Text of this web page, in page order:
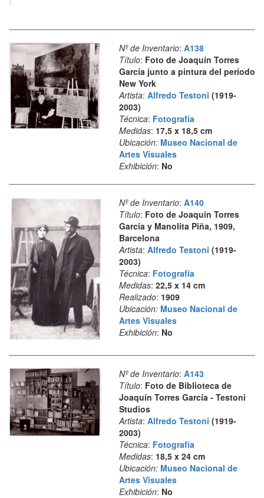
Nº de Inventario: A138
Título: Foto de Joaquín Torres
García junto a pintura del período
New York
Artista: Alfredo Testoni (1919-
2003)
Técnica: Fotografía
Medidas: 17,5 x 18,5 cm
Ubicación: Museo Nacional de
Artes Visuales
Exhibición: No
Nº de Inventario: A140
Título: Foto de Joaquín Torres
García y Manolita Piña, 1909,
Barcelona
Artista: Alfredo Testoni (1919-
2003)
Técnica: Fotografía
Medidas: 22,5 x 14 cm
Realizado: 1909
Ubicación: Museo Nacional de
Artes Visuales
Exhibición: No
Nº de Inventario: A143
Título: Foto de Biblioteca de
Joaquín Torres García - Testoni
Studios
Artista: Alfredo Testoni (1919-
2003)
Técnica: Fotografía
Medidas: 18,5 x 24 cm
Ubicación: Museo Nacional de
Artes Visuales
Exhibición: No